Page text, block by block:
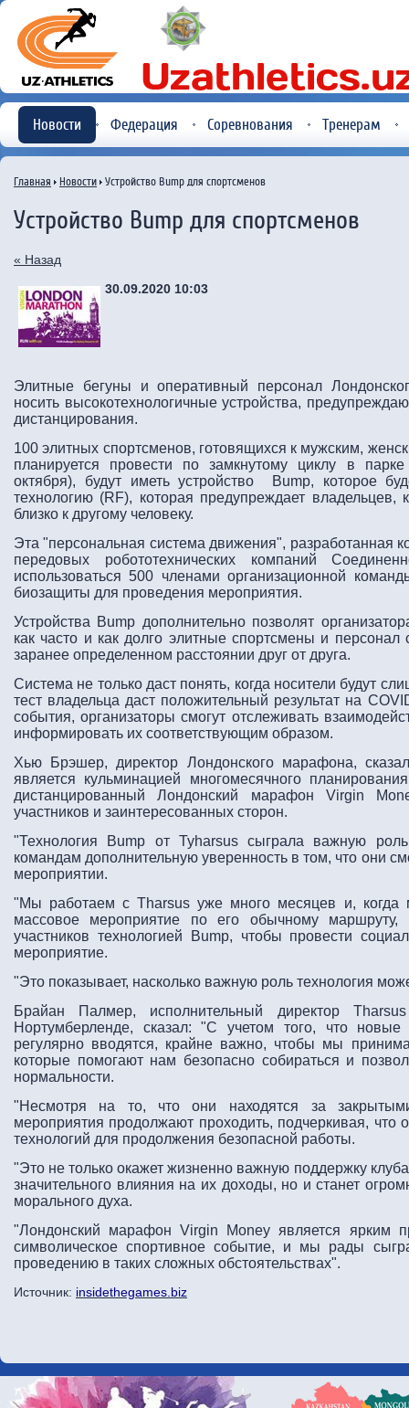
Новости Федерация Соревнования Тренерам
Главная Новости Устройство Bump для спортсменов
Устройство Bump для спортсменов
« Назад
30.09.2020 10:03
Элитные бегуны и оперативный персонал
носить высокотехнологичные устройства,
дистанцирования.
100 элитных спортсменов, готовящихся к мужским,
планируется провести по замкнутому циклу в
октября), будут иметь устройство Bump, которое
технологию (RF), которая предупреждает
близко к другому человеку.
Эта "персональная система движения", разработанная
передовых робототехнических компаний
использоваться 500 членами организационной
биозащиты для проведения мероприятия.
Устройства Bump дополнительно позволят
как часто и как долго элитные спортсмены и
заранее определенном расстоянии друг от друга.
Система не только даст понять, когда носители будут
тест владельца даст положительный результат на
события, организаторы смогут отслеживать
информировать их соответствующим образом.
Хью Брэшер, директор Лондонского марафона,
является кульминацией многомесячного
дистанцированный Лондонский марафон Virgin
участников и заинтересованных сторон.
"Технология Bump от Tyharsus сыграла важную
командам дополнительную уверенность в том, что они
мероприятии.
"Мы работаем с Tharsus уже много месяцев и, когда
массовое мероприятие по его обычному
участников технологией Bump, чтобы провести
мероприятие.
"Это показывает, насколько важную роль технология
Брайан Палмер, исполнительный директор
Нортумберленде, сказал: "С учетом того, что новые
регулярно вводятся, крайне важно, чтобы мы
которые помогают нам безопасно собираться и
нормальности.
"Несмотря на то, что они находятся за
мероприятия продолжают проходить, подчеркивая, что
технологий для продолжения безопасной работы.
"Это не только окажет жизненно важную поддержку
значительного влияния на их доходы, но и станет
морального духа.
"Лондонский марафон Virgin Money является ярким
символическое спортивное событие, и мы рады
проведению в таких сложных обстоятельствах".
Источник: insidethegames.biz